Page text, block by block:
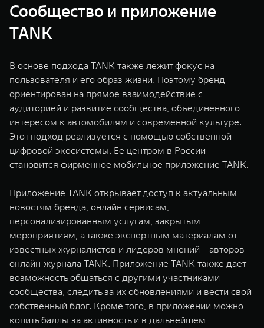
Сообщество и приложение
TANK
В основе подхода TANK также лежит фокус на
пользователя и его образ жизни. Поэтому бренд
ориентирован на прямое взаимодействие с
аудиторией и развитие сообщества, объединенного
интересом к автомобилям и современной культуре.
Этот подход реализуется с помощью собственной
цифровой экосистемы. Ее центром в России
становится фирменное мобильное приложение TANK.
Приложение TANK открывает доступ к актуальным
новостям бренда, онлайн сервисам,
персонализированным услугам, закрытым
мероприятиям, а также экспертным материалам от
известных журналистов и лидеров мнений – авторов
онлайн-журнала TANK. Приложение TANK также дает
возможность общаться с другими участниками
сообщества, следить за их обновлениями и вести свой
собственный блог. Кроме того, в приложении можно
копить баллы за активность и в дальнейшем